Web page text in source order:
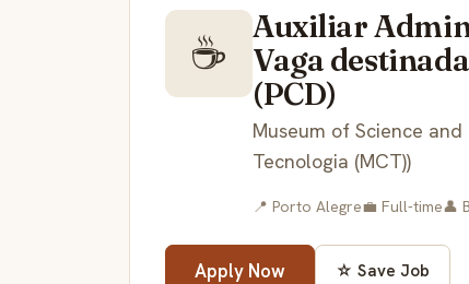
☕
Auxiliar
Vaga
(PCD)
Museum of Science
Tecnologia (MCT))
📍 Porto Alegre💼 Full-time👤
Apply Now ☆ Save Job